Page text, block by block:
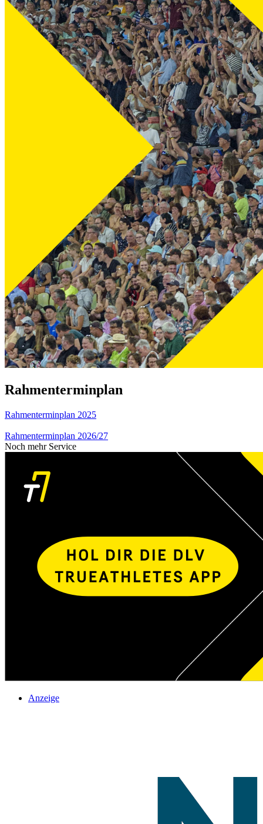
Rahmenterminplan
Rahmenterminplan 2025
Rahmenterminplan 2026/27
Noch mehr Service
Anzeige